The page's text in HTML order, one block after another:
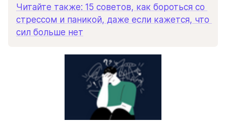
Читайте также: 15 советов, как бороться со
стрессом и паникой, даже если кажется, что
сил больше нет